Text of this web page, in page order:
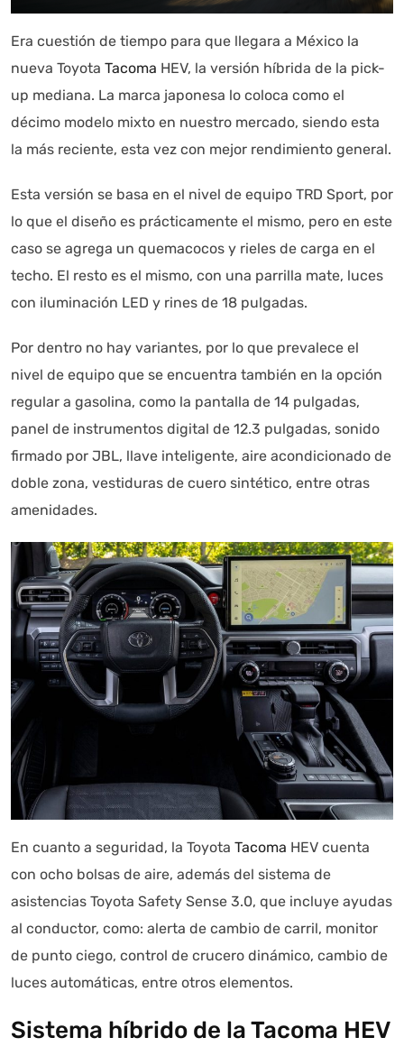
Era cuestión de tiempo para que llegara a México la
nueva Toyota Tacoma HEV, la versión híbrida de la pick-
up mediana. La marca japonesa lo coloca como el
décimo modelo mixto en nuestro mercado, siendo esta
la más reciente, esta vez con mejor rendimiento general.
Esta versión se basa en el nivel de equipo TRD Sport, por
lo que el diseño es prácticamente el mismo, pero en este
caso se agrega un quemacocos y rieles de carga en el
techo. El resto es el mismo, con una parrilla mate, luces
con iluminación LED y rines de 18 pulgadas.
Por dentro no hay variantes, por lo que prevalece el
nivel de equipo que se encuentra también en la opción
regular a gasolina, como la pantalla de 14 pulgadas,
panel de instrumentos digital de 12.3 pulgadas, sonido
firmado por JBL, llave inteligente, aire acondicionado de
doble zona, vestiduras de cuero sintético, entre otras
amenidades.
En cuanto a seguridad, la Toyota Tacoma HEV cuenta
con ocho bolsas de aire, además del sistema de
asistencias Toyota Safety Sense 3.0, que incluye ayudas
al conductor, como: alerta de cambio de carril, monitor
de punto ciego, control de crucero dinámico, cambio de
luces automáticas, entre otros elementos.
Sistema híbrido de la Tacoma HEV
Autoanalítica IA Agente Inteligente
buscando? "Este asistente con IA (OpenAI) ofrece
Asistente con IA en desarrollo. Autoanalítica optimiza
diariamente su exactitud."